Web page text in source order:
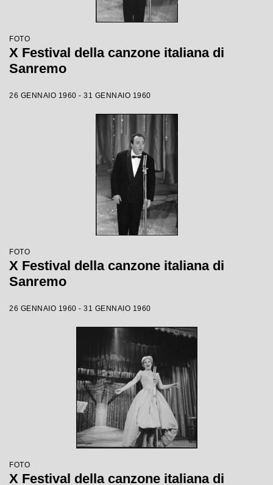
FOTO
X Festival della canzone italiana di
Sanremo
26 GENNAIO 1960 - 31 GENNAIO 1960
FOTO
X Festival della canzone italiana di
Sanremo
26 GENNAIO 1960 - 31 GENNAIO 1960
FOTO
X Festival della canzone italiana di